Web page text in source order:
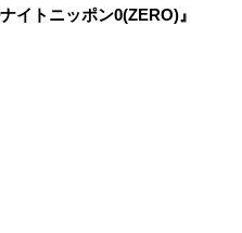
イトニッポン0(ZERO)』